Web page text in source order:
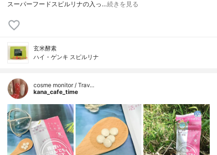
スーパーフードスピルリナの入っ…続きを見る
玄米酵素
ハイ・ゲンキ スピルリナ
cosme monitor / Trav…
kana_cafe_time